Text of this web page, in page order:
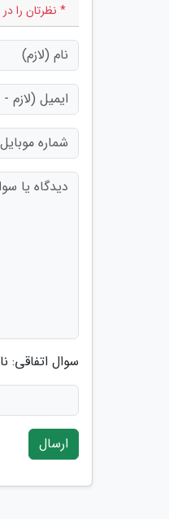
* نظرتان را در
سوال اتفاقی:
ارسال